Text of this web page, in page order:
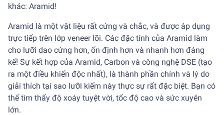
khác: Aramid!
Aramid là một vật liệu rất cứng và chắc, và được áp dụng
trực tiếp trên lớp veneer lõi. Các đặc tính của Aramid làm
cho lưỡi dao cứng hơn, ổn định hơn và nhanh hơn đáng
kể! Sự kết hợp của Aramid, Carbon và công nghệ DSE (tạo
ra một điều khiển độc nhất), là thành phần chính và lý do
giải thích tại sao lưỡi kiếm này thực sự rất đặc biệt. Bạn có
thể tìm thấy độ xoáy tuyệt vời, tốc độ cao và sức xuyên
lớn.